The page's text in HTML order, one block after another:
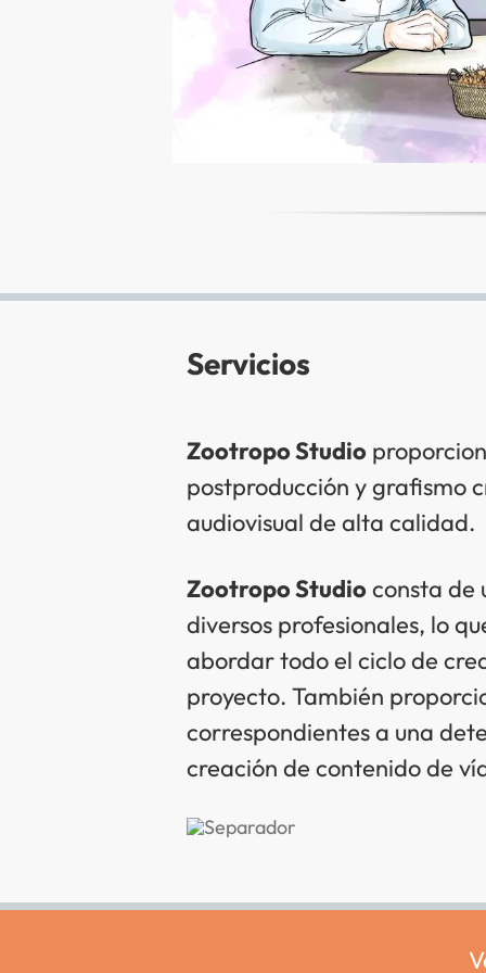
Servicios
Zootropo Studio
postproducción y grafismo
audiovisual de alta calidad.
Zootropo Studioconsta de
diversos profesionales, lo
abordar todo el ciclo de
proyecto. También
correspondientes a una
creación de contenido de